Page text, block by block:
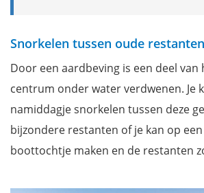
Snorkelen tussen oude restanten
Door een aardbeving is een deel
centrum onder water verdwenen. Je
namiddagje snorkelen tussen deze
bijzondere restanten of je kan op
boottochtje maken en de restanten